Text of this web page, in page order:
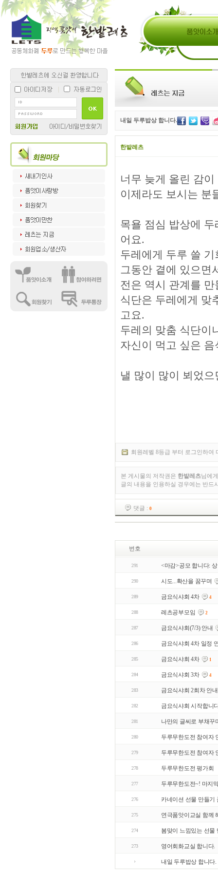
내일 두루밥상 합니다.
한밭레츠
너무 늦게 올린 감
이제라도 보시는 분
목욜 점심 밥상에
어요.
두레에게 두루 쓸
그동안 곁에 있으면
전은 역시 관계를
식단은 두레에게 맞
고요.
두레의 맞춤 식단이
자신이 먹고 싶은
낼 많이 많이 뵈었
회원레벨 8등급 부터 로그인하여
본 게시물의 저작권은 한밭레츠님에
글의 내용을 인용하실 경우에는 반드
댓글 : 0
번호
291 <마감>공모 합니다:
290 시도...확산을 꿈꾸며
289 금요식샤회 4차 4
288 레츠공부모임 2
287 금요식샤회(7/3) 안내
286 금요식샤회 4차 일정
285 금요식샤회 4차 1
284 금요식샤회 3차 4
283 금요식샤회 2회차 안
282 금요식샤회 시작합니
281 나만의 글씨로 부채꾸
280 두루무한도전 참여자
279 두루무한도전 참여자
278 두루무한도전 평가회
277 두루무한도전~! 마지
276 카네이션 선물 만들기
275 연극품앗이교실 함께
274 봄맞이 느낌있는 선물
273 영어회화교실 합니다.
내일 두루밥상 합니다.